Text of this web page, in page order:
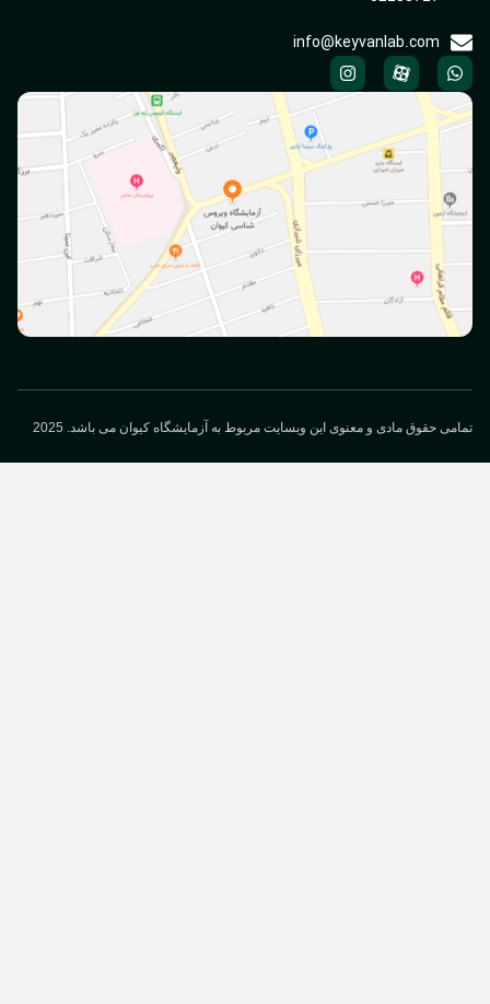
info@keyvanlab.com
حقوق مادی و معنوی این وبسایت مربوط به آزمایشگاه کیوان می باشد. 2025